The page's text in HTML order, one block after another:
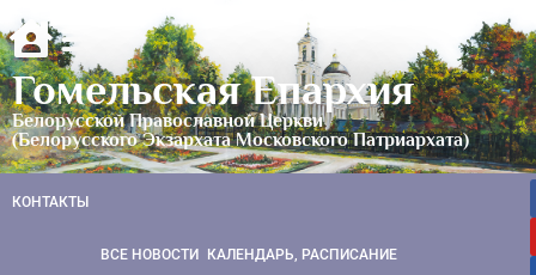
Гомельская Епархия
Белорусской Православной Церкви
(Белорусского Экзархата Московского Патриархата)
КОНТАКТЫ
ВСЕ НОВОСТИ КАЛЕНДАРЬ, РАСПИСАНИЕ